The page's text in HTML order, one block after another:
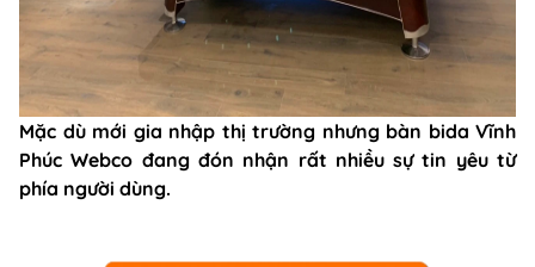
Mặc dù mới gia nhập thị trường nhưng bàn bida Vĩnh
Phúc Webco đang đón nhận rất nhiều sự tin yêu từ
phía người dùng.